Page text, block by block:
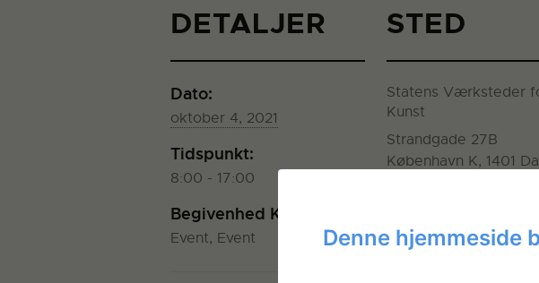
DETALJER
Dato:
oktober 4, 2021
Tidspunkt:
8:00 - 17:00
Begivenhed Kategorier:
Event, Event
STED
Statens Værksteder
Kunst
Strandgade 27B
København K, 1401
Denne hjemmeside